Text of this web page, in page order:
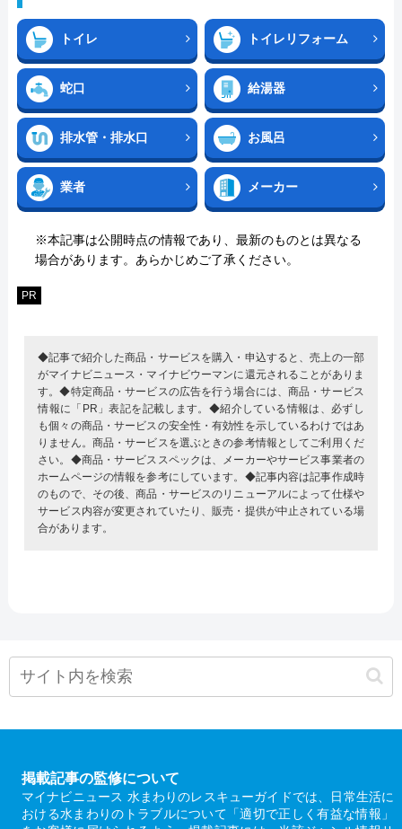
トイレ トイレリフォーム
蛇口 給湯器
排水管・排水口 お風呂
業者 メーカー
※本記事は公開時点の情報であり、最新のものとは異なる
場合があります。あらかじめご了承ください。
PR
◆記事で紹介した商品・サービスを購入・申込すると、売上の一部
がマイナビニュース・マイナビウーマンに還元されることがありま
す。◆特定商品・サービスの広告を行う場合には、商品・サービス
情報に「PR」表記を記載します。◆紹介している情報は、必ずし
も個々の商品・サービスの安全性・有効性を示しているわけではあ
りません。商品・サービスを選ぶときの参考情報としてご利用くだ
さい。◆商品・サービススペックは、メーカーやサービス事業者の
ホームページの情報を参考にしています。◆記事内容は記事作成時
のもので、その後、商品・サービスのリニューアルによって仕様や
サービス内容が変更されていたり、販売・提供が中止されている場
合があります。
掲載記事の監修について
マイナビニュース 水まわりのレスキューガイドでは、日常生活に
おける水まわりのトラブルについて「適切で正しく有益な情報」